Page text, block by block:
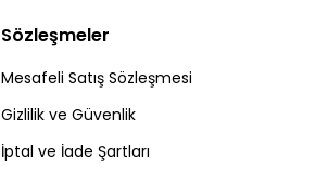
Sözleşmeler
Mesafeli Satış Sözleşmesi
Gizlilik ve Güvenlik
İptal ve İade Şartları